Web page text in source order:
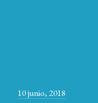
10 junio, 2018